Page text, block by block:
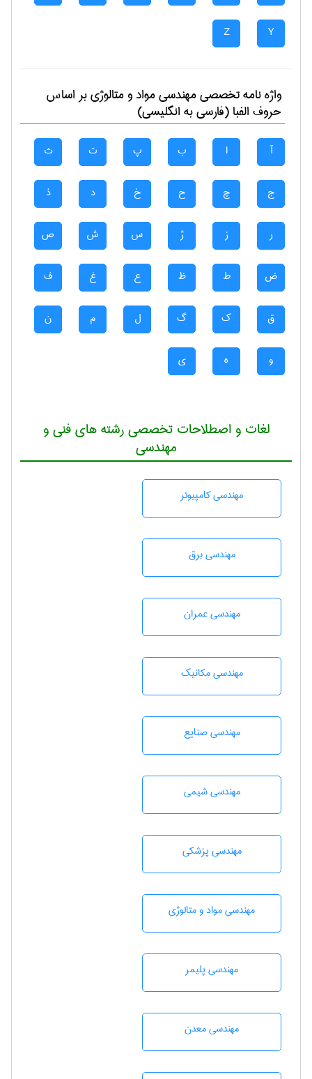
Y
Z
واژه نامه تخصصیمهندسی مواد و متالوژیبر اساس
حروف الفبا (فارسی به انگلیسی)
آ ا ب پ ت ث
ج چ ح خ د ذ
ر ز ژ س ش ص
ض ط ظ ع غ ف
ق ک گ ل م ن
و ه ی
لغات و اصطلاحات تخصصی رشته های فنی و
مهندسی
مهندسی كامپيوتر
مهندسی برق
مهندسی عمران
مهندسی مکانیک
مهندسی صنايع
مهندسي شيمی
مهندسی پزشکی
مهندسی مواد و متالوژی
مهندسی پليمر
مهندسی معدن